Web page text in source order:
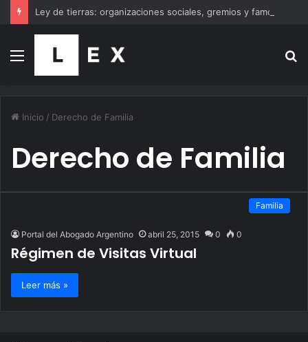
Menú
Inicio / Derecho de Familia
Derecho de Familia
Familia
Portal del Abogado Argentino abril 25, 2015 0 0
Régimen de Visitas Virtual
Leer más »